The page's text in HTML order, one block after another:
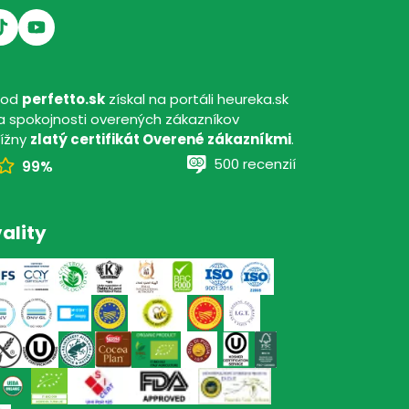
perfetto.skzískal na portáli heureka.sk
spokojnosti overených zákazníkov
zlatý certifikát Overené zákazníkmi.
99%
500 recenzií